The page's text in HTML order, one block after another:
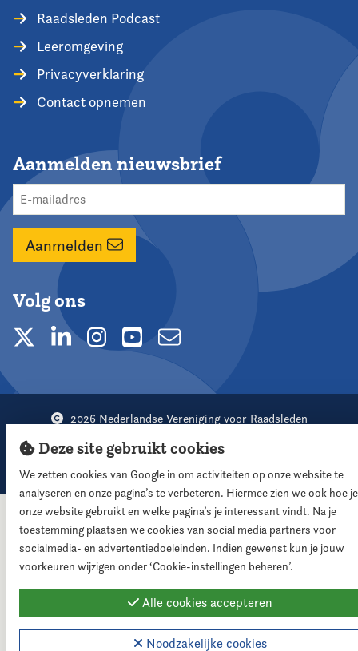
Raadsleden Podcast
Leeromgeving
Privacyverklaring
Contact opnemen
Aanmelden nieuwsbrief
Aanmelden
Volg ons
2026 Nederlandse Vereniging voor Raadsleden
Cookie instellingen
Webdesign:XD designers
Deze site gebruikt cookies
We zetten cookies van Google in om activiteiten op onze website te
analyseren en onze pagina’s te verbeteren. Hiermee zien we ook hoe je
onze website gebruikt en welke pagina’s je interessant vindt. Na je
toestemming plaatsen we cookies van social media partners voor
socialmedia- en advertentiedoeleinden. Indien gewenst kun je jouw
voorkeuren wijzigen onder ‘Cookie-instellingen beheren’.
Alle cookies accepteren
Noodzakelijke cookies